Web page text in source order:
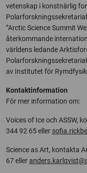
vetenskap i konstnärlig
”Arctic Science Summit
återkommande
världens ledande
av Institutet för
Kontaktinformation
För mer information om:
Voices of Ice och ASSW,
344 92 65 eller
Science as Art, kontakta
67 eller